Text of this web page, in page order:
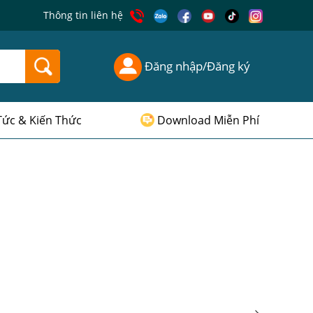
Thông tin liên hệ
Đăng nhập/Đăng ký
& Kiến Thức Download Miễn Phí